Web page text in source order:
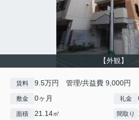
【外観】
賃料 9.5万円 管理/共益費 9,000円
敷金 0ヶ月 礼金
面積 21.14㎡ 間取り